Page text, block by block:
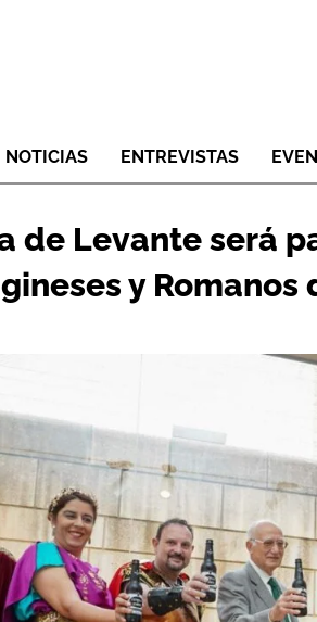
NOTICIAS ENTREVISTAS
de Levante será
y